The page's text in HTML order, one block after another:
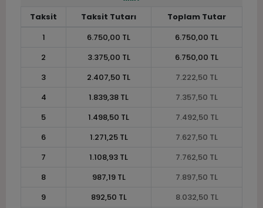
Taksit Taksit Tutarı
Toplam Tutar
1
6.750,00 TL
6.750,00 TL
2
3.375,00 TL
6.750,00 TL
3
2.407,50 TL
7.222,50 TL
4
1.839,38 TL
7.357,50 TL
5
1.498,50 TL
7.492,50 TL
6
1.271,25 TL
7.627,50 TL
7
1.108,93 TL
7.762,50 TL
8
987,19 TL
7.897,50 TL
9
892,50 TL
8.032,50 TL